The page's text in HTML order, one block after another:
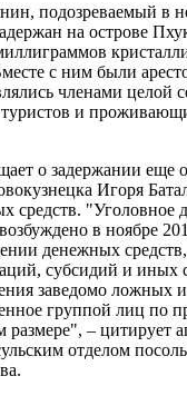
подозреваемый в
на острове
с ним были
членами целой
туристов и
о задержании еще
Игоря
средств. "Уголовное
в ноябре
денежных
субсидий и иных
заведомо ложных
группой лиц по
размере", – цитирует
отделом